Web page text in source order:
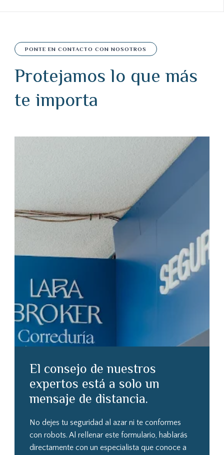
PONTE EN CONTACTO CON NOSOTROS
Protejamos lo que más
te importa
El consejo de nuestros
expertos está a solo un
mensaje de distancia.
No dejes tu seguridad al azar ni te conformes
con robots. Al rellenar este formulario, hablarás
directamente con un especialista que conoce a